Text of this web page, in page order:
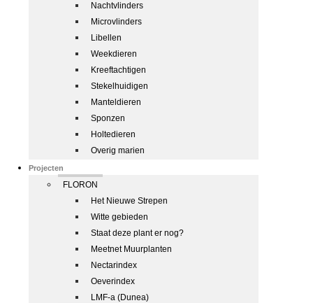
Nachtvlinders
Microvlinders
Libellen
Weekdieren
Kreeftachtigen
Stekelhuidigen
Manteldieren
Sponzen
Holtedieren
Overig marien
Projecten
FLORON
Het Nieuwe Strepen
Witte gebieden
Staat deze plant er nog?
Meetnet Muurplanten
Nectarindex
Oeverindex
LMF-a (Dunea)